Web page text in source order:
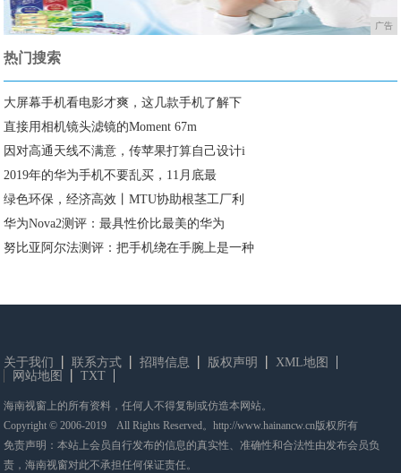
广告
热门搜索
大屏幕手机看电影才爽，这几款手机了解下
直接用相机镜头滤镜的Moment 67m
因对高通天线不满意，传苹果打算自己设计i
2019年的华为手机不要乱买，11月底最
绿色环保，经济高效丨MTU协助根茎工厂利
华为Nova2测评：最具性价比最美的华为
努比亚阿尔法测评：把手机绕在手腕上是一种
关于我们 联系方式 招聘信息 版权声明
XML地图
网站地图
TXT
海南视窗上的所有资料，任何人不得复制或仿造本网站。
Copyright © 2006-2019 All Rights Reserved。http://www.hainancw.cn版权所有
免责声明：本站上会员自行发布的信息的真实性、准确性和合法性由发布会员负
责，海南视窗对此不承担任何保证责任。